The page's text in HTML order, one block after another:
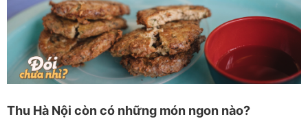
Thu Hà Nội còn có những món ngon nào?